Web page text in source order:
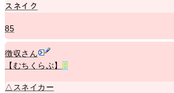
スネイク
85
徴収さん
【むちくらぶ】
R
△ スネイカー